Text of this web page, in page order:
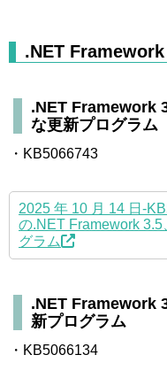
.NET Framework
.NET Framework
な更新プログラム
・KB5066743
2025 年 10 月 14 日-
の.NET Framework
グラム
.NET Framework
新プログラム
・KB5066134